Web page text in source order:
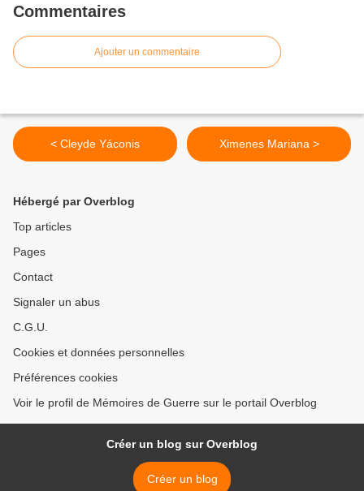
Commentaires
Ajouter un commentaire
< Cleyde Yáconis Ximenes Mariana >
Hébergé par Overblog
Top articles
Pages
Contact
Signaler un abus
C.G.U.
Cookies et données personnelles
Préférences cookies
Voir le profil de Mémoires de Guerre sur le portail Overblog
Créer un blog sur Overblog
Créer un blog